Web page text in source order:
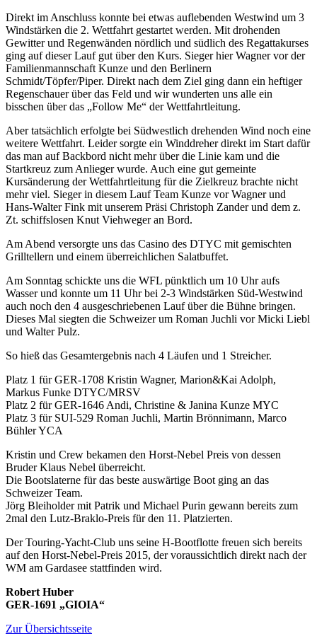
Direkt im Anschluss konnte bei etwas auflebenden Westwind um 3
Windstärken die 2. Wettfahrt gestartet werden. Mit drohenden
Gewitter und Regenwänden nördlich und südlich des Regattakurses
ging auf dieser Lauf gut über den Kurs. Sieger hier Wagner vor der
Familienmannschaft Kunze und den Berlinern
Schmidt/Töpfer/Piper. Direkt nach dem Ziel ging dann ein heftiger
Regenschauer über das Feld und wir wunderten uns alle ein
bisschen über das „Follow Me“ der Wettfahrtleitung.
Aber tatsächlich erfolgte bei Südwestlich drehenden Wind noch eine
weitere Wettfahrt. Leider sorgte ein Winddreher direkt im Start dafür
das man auf Backbord nicht mehr über die Linie kam und die
Startkreuz zum Anlieger wurde. Auch eine gut gemeinte
Kursänderung der Wettfahrtleitung für die Zielkreuz brachte nicht
mehr viel. Sieger in diesem Lauf Team Kunze vor Wagner und
Hans-Walter Fink mit unserem Präsi Christoph Zander und dem z.
Zt. schiffslosen Knut Viehweger an Bord.
Am Abend versorgte uns das Casino des DTYC mit gemischten
Grilltellern und einem überreichlichen Salatbuffet.
Am Sonntag schickte uns die WFL pünktlich um 10 Uhr aufs
Wasser und konnte um 11 Uhr bei 2-3 Windstärken Süd-Westwind
auch noch den 4 ausgeschriebenen Lauf über die Bühne bringen.
Dieses Mal siegten die Schweizer um Roman Juchli vor Micki Liebl
und Walter Pulz.
So hieß das Gesamtergebnis nach 4 Läufen und 1 Streicher.
Platz 1 für GER-1708 Kristin Wagner, Marion&Kai Adolph,
Markus Funke DTYC/MRSV
Platz 2 für GER-1646 Andi, Christine & Janina Kunze MYC
Platz 3 für SUI-529 Roman Juchli, Martin Brönnimann, Marco
Bühler YCA
Kristin und Crew bekamen den Horst-Nebel Preis von dessen
Bruder Klaus Nebel überreicht.
Die Bootslaterne für das beste auswärtige Boot ging an das
Schweizer Team.
Jörg Bleiholder mit Patrik und Michael Purin gewann bereits zum
2mal den Lutz-Braklo-Preis für den 11. Platzierten.
Der Touring-Yacht-Club uns seine H-Bootflotte freuen sich bereits
auf den Horst-Nebel-Preis 2015, der voraussichtlich direkt nach der
WM am Gardasee stattfinden wird.
Robert Huber
GER-1691 „GIOIA“
Zur Übersichtsseite